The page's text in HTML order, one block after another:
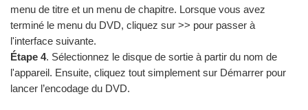
menu de titre et un menu de chapitre. Lorsque vous avez
terminé le menu du DVD, cliquez sur >> pour passer à
l'interface suivante.
Étape 4. Sélectionnez le disque de sortie à partir du nom de
l'appareil. Ensuite, cliquez tout simplement sur Démarrer pour
lancer l’encodage du DVD.